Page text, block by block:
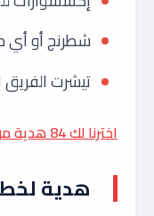
شطرنج أو أي
تيشرت
اخترنا لك 84 هدية من افضل هدايا عيد ميلاد للرجال
هدية